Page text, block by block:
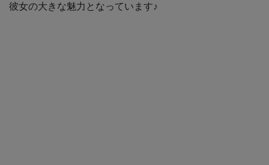
彼女の大きな魅力となっています♪